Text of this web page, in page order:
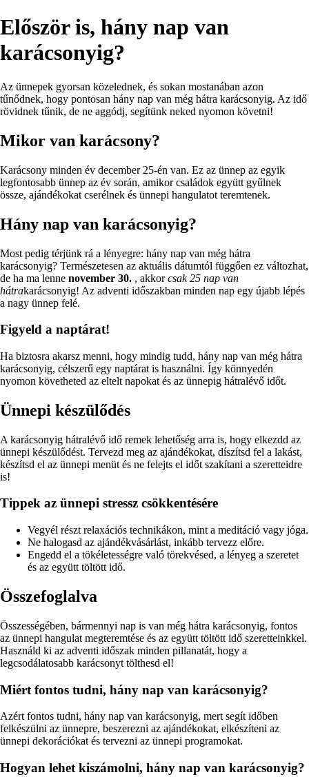
Először is, hány nap van
karácsonyig?
Az ünnepek gyorsan közelednek, és sokan mostanában azon
tűnődnek, hogy pontosan hány nap van még hátra karácsonyig. Az idő
rövidnek tűnik, de ne aggódj, segítünk neked nyomon követni!
Mikor van karácsony?
Karácsony minden év december 25-én van. Ez az ünnep az egyik
legfontosabb ünnep az év során, amikor családok együtt gyűlnek
össze, ajándékokat cserélnek és ünnepi hangulatot teremtenek.
Hány nap van karácsonyig?
Most pedig térjünk rá a lényegre: hány nap van még hátra
karácsonyig? Természetesen az aktuális dátumtól függően ez változhat,
de ha ma lenne november 30. , akkorcsak 25 nap van
hátrakarácsonyig! Az adventi időszakban minden nap egy újabb lépés
a nagy ünnep felé.
Figyeld a naptárat!
Ha biztosra akarsz menni, hogy mindig tudd, hány nap van még hátra
karácsonyig, célszerű egy naptárat is használni. Így könnyedén
nyomon követheted az eltelt napokat és az ünnepig hátralévő időt.
Ünnepi készülődés
A karácsonyig hátralévő idő remek lehetőség arra is, hogy elkezdd az
ünnepi készülődést. Tervezd meg az ajándékokat, díszítsd fel a lakást,
készítsd el az ünnepi menüt és ne felejts el időt szakítani a szeretteidre
is!
Tippek az ünnepi stressz csökkentésére
Vegyél részt relaxációs technikákon, mint a meditáció vagy jóga.
Ne halogasd az ajándékvásárlást, inkább tervezz előre.
Engedd el a tökéletességre való törekvésed, a lényeg a szeretet
és az együtt töltött idő.
Összefoglalva
Összességében, bármennyi nap is van még hátra karácsonyig, fontos
az ünnepi hangulat megteremtése és az együtt töltött idő szeretteinkkel.
Használd ki az adventi időszak minden pillanatát, hogy a
legcsodálatosabb karácsonyt tölthesd el!
Miért fontos tudni, hány nap van karácsonyig?
Azért fontos tudni, hány nap van karácsonyig, mert segít időben
felkészülni az ünnepre, beszerezni az ajándékokat, elkészíteni az
ünnepi dekorációkat és tervezni az ünnepi programokat.
Hogyan lehet kiszámolni, hány nap van karácsonyig?